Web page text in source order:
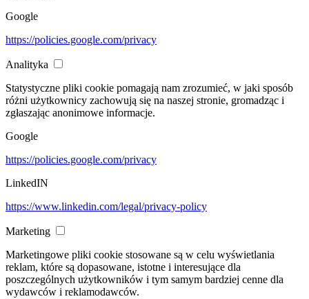
Google
https://policies.google.com/privacy
Analityka
Statystyczne pliki cookie pomagają nam zrozumieć, w jaki sposób
różni użytkownicy zachowują się na naszej stronie, gromadząc i
zgłaszając anonimowe informacje.
Google
https://policies.google.com/privacy
LinkedIN
https://www.linkedin.com/legal/privacy-policy
Marketing
Marketingowe pliki cookie stosowane są w celu wyświetlania
reklam, które są dopasowane, istotne i interesujące dla
poszczególnych użytkowników i tym samym bardziej cenne dla
wydawców i reklamodawców.